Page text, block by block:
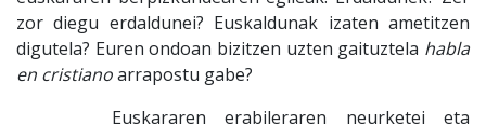
zor diegu erdaldunei? Euskaldunak izaten ametitzen
digutela? Euren ondoan bizitzen uzten gaituztela habla
en cristianoarrapostu gabe?
Euskararen erabileraren neurketei eta